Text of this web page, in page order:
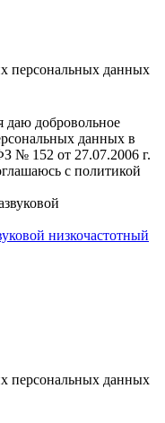
персональных данных
добровольное
данных в
№ 152 от 27.07.2006 г.
с политикой
низкочастотный
персональных данных